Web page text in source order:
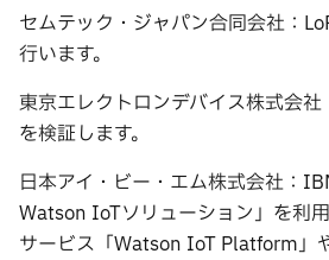
セムテック・ジャパン合同会社：
行います。
東京エレクトロンデバイス株式会
を検証します。
日本アイ・ビー・エム株式会社：
Watson IoTソリューション」を利
サービス「Watson IoT Platform」